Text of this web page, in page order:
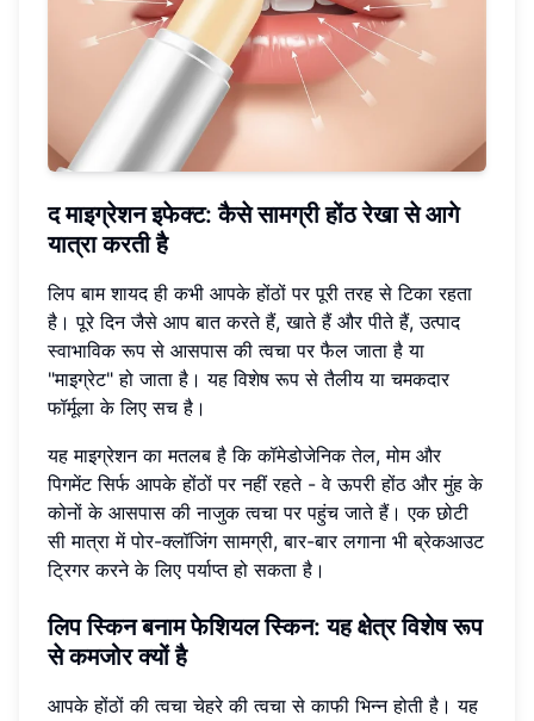
द माइग्रेशन इफेक्ट: कैसे सामग्री होंठ रेखा से आगे
यात्रा करती है
लिप बाम शायद ही कभी आपके होंठों पर पूरी तरह से टिका रहता
है। पूरे दिन जैसे आप बात करते हैं, खाते हैं और पीते हैं, उत्पाद
स्वाभाविक रूप से आसपास की त्वचा पर फैल जाता है या
"माइग्रेट" हो जाता है। यह विशेष रूप से तैलीय या चमकदार
फॉर्मूला के लिए सच है।
यह माइग्रेशन का मतलब है कि कॉमेडोजेनिक तेल, मोम और
पिगमेंट सिर्फ आपके होंठों पर नहीं रहते - वे ऊपरी होंठ और मुंह के
कोनों के आसपास की नाजुक त्वचा पर पहुंच जाते हैं। एक छोटी
सी मात्रा में पोर-क्लॉजिंग सामग्री, बार-बार लगाना भी ब्रेकआउट
ट्रिगर करने के लिए पर्याप्त हो सकता है।
लिप स्किन बनाम फेशियल स्किन: यह क्षेत्र विशेष रूप
से कमजोर क्यों है
आपके होंठों की त्वचा चेहरे की त्वचा से काफी भिन्न होती है। यह